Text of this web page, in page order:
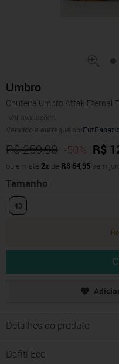
Umbro
Chuteira Umbro Attak Eternal
Ver avaliações
Vendido e entregue por
R$ 259,90 -50% R$
ou em até 2x de R$ 64,95 sem
Tamanho
43
Detalhes do produto
Dafiti Eco